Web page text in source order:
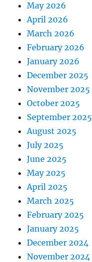
May 2026
April 2026
March 2026
February 2026
January 2026
December 2025
November 2025
October 2025
September 2025
August 2025
July 2025
June 2025
May 2025
April 2025
March 2025
February 2025
January 2025
December 2024
November 2024